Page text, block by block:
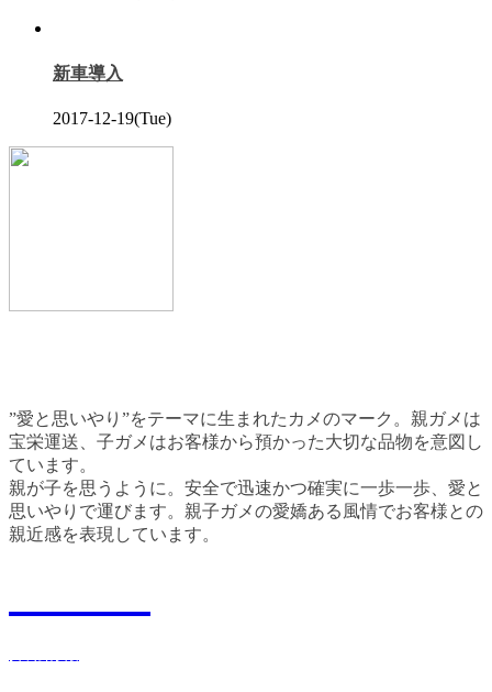
新車導入
2017-12-19(Tue)
”愛と思いやり”をテーマに生まれたカメのマーク。親ガメは
宝栄運送、子ガメはお客様から預かった大切な品物を意図し
ています。
親が子を思うように。安全で迅速かつ確実に一歩一歩、愛と
思いやりで運びます。親子ガメの愛嬌ある風情でお客様との
親近感を表現しています。